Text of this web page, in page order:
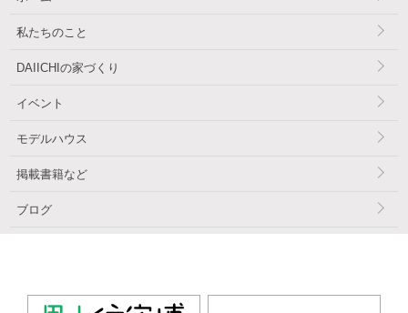
私たちのこと
DAIICHIの家づくり
イベント
モデルハウス
掲載書籍など
ブログ